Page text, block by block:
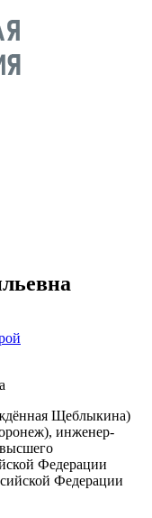
Щеблыкина)
инженер-
Федерации
Федерации